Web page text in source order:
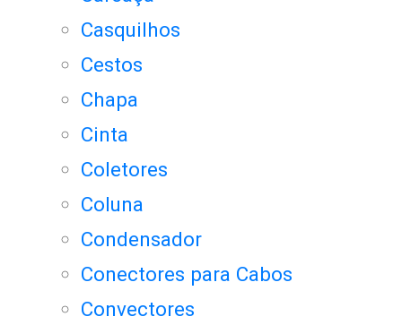
Casquilhos
Cestos
Chapa
Cinta
Coletores
Coluna
Condensador
Conectores para Cabos
Convectores